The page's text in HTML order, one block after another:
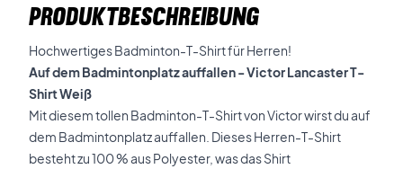
PRODUKTBESCHREIBUNG
Hochwertiges Badminton-T-Shirt für Herren!
Auf dem Badmintonplatz auffallen - Victor Lancaster T-
Shirt Weiß
Mit diesem tollen Badminton-T-Shirt von Victor wirst du auf
dem Badmintonplatz auffallen. Dieses Herren-T-Shirt
besteht zu 100 % aus Polyester, was das Shirt